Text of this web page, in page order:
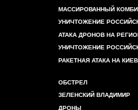
МАССИРОВАННЫЙ
УНИЧТОЖЕНИЕ
АТАКА ДРОНОВ НА
УНИЧТОЖЕНИЕ
РАКЕТНАЯ АТАКА НА КИЕВ
ОБСТРЕЛ
ЗЕЛЕНСКИЙ ВЛАДИМИР
ДРОНЫ